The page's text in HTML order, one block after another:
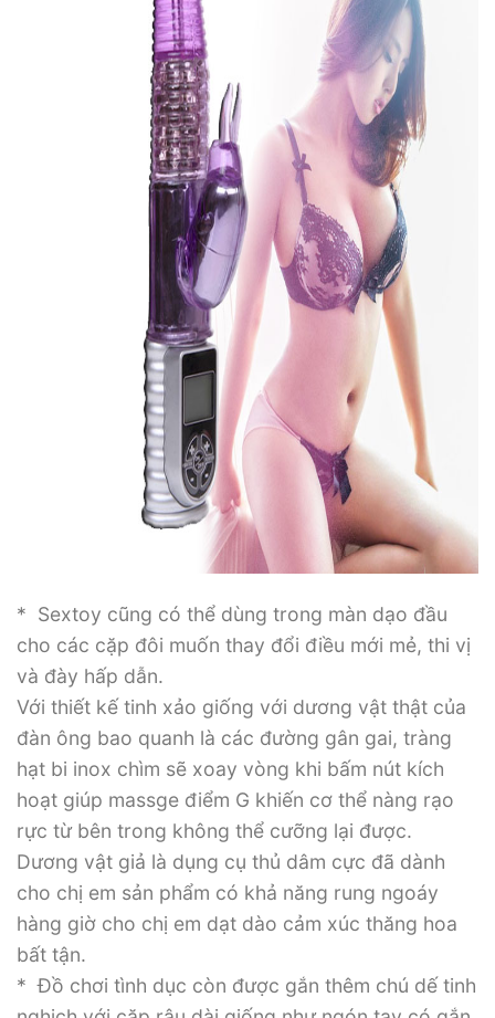
* Sextoy cũng có thể dùng trong màn dạo đầu
cho các cặp đôi muốn thay đổi điều mới mẻ, thi vị
và đày hấp dẫn.
Với thiết kế tinh xảo giống với dương vật thật của
đàn ông bao quanh là các đường gân gai, tràng
hạt bi inox chìm sẽ xoay vòng khi bấm nút kích
hoạt giúp massge điểm G khiến cơ thể nàng rạo
rực từ bên trong không thể cưỡng lại được.
Dương vật giả là dụng cụ thủ dâm cực đã dành
cho chị em sản phẩm có khả năng rung ngoáy
hàng giờ cho chị em dạt dào cảm xúc thăng hoa
bất tận.
* Đồ chơi tình dục còn được gắn thêm chú dế tinh